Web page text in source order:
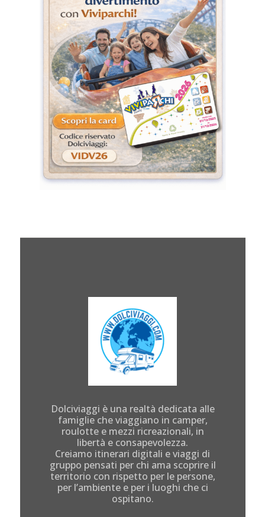
Dolciviaggi è una realtà dedicata alle
famiglie che viaggiano in camper,
roulotte e mezzi ricreazionali, in
libertà e consapevolezza.
Creiamo itinerari digitali e viaggi di
gruppo pensati per chi ama scoprire il
territorio con rispetto per le persone,
per l’ambiente e per i luoghi che ci
ospitano.